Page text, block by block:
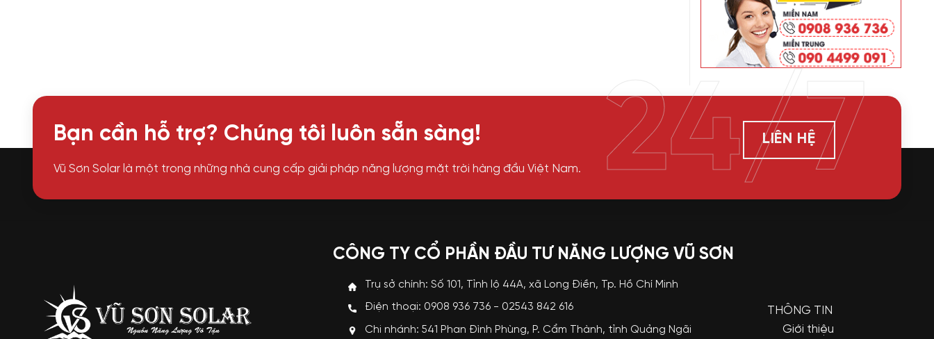
Bạn cần hỗ trợ? Chúng tôi luôn sẵn sàng!
Vũ Sơn Solar là một trong những nhà cung cấp giải pháp năng lượng mặt trời hàng đầu Việt Nam.
LIÊN HỆ
24/7
CÔNG TY CỔ PHẦN ĐẦU TƯ NĂNG LƯỢNG VŨ SƠN
Trụ sở chính: Số 101, Tỉnh lộ 44A, xã Long Điền, Tp. Hồ Chí Minh
Điện thoại: 0908 936 736 - 02543 842 616
Chi nhánh: 541 Phan Đình Phùng, P. Cẩm Thành, tỉnh Quảng Ngãi
THÔNG TIN
Giới thiệu